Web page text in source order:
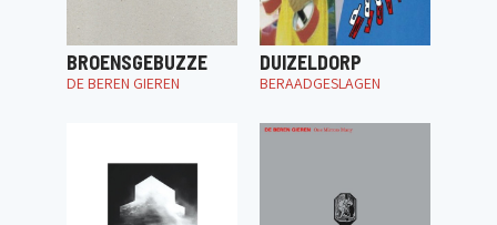
BROENSGEBUZZE
DE BEREN GIEREN
DUIZELDORP
BERAADGESLAGEN